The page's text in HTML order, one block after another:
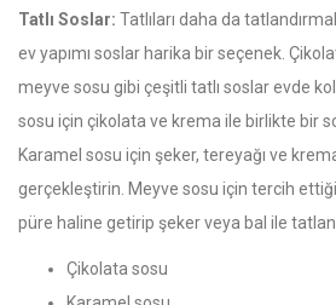
Tatlı Soslar: Tatlıları daha da
ev yapımı soslar harika bir seçenek.
meyve sosu gibi çeşitli tatlı soslar evde
sosu için çikolata ve krema ile birlikte bir
Karamel sosu için şeker, tereyağı ve
gerçekleştirin. Meyve sosu için tercih
püre haline getirip şeker veya bal ile
Çikolata sosu